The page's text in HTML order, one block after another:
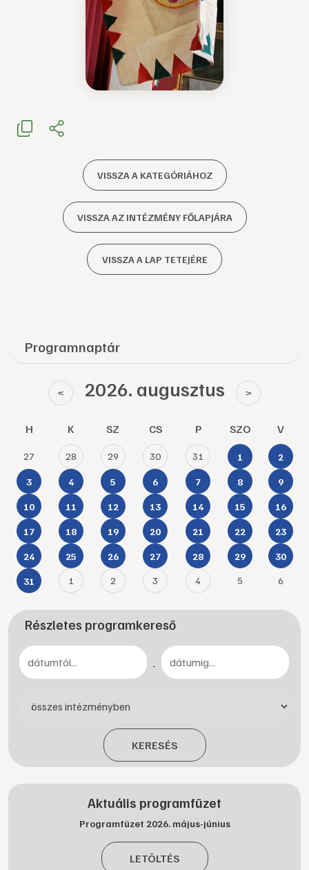
VISSZA A KATEGÓRIÁHOZ
VISSZA AZ INTÉZMÉNY FŐLAPJÁRA
VISSZA A LAP TETEJÉRE
Programnaptár
< 2026. augusztus >
H K SZ CS P SZO V
27 28 29 30 31 1 2
3 4 5 6 7 8 9
10 11 12 13 14 15 16
17 18 19 20 21 22 23
24 25 26 27 28 29 30
31 1 2 3 4 5 6
Részletes programkereső
-
KERESÉS
Aktuális programfüzet
Programfüzet 2026. május-június
LETÖLTÉS